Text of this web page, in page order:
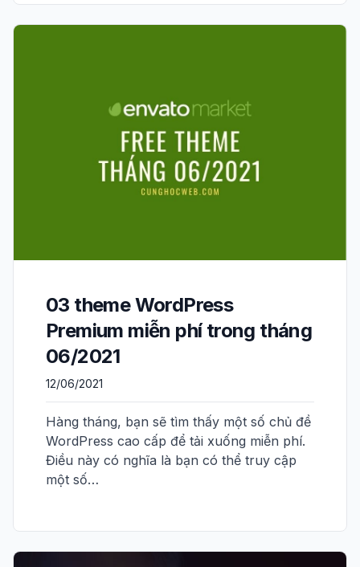
03 theme WordPress
Premium miễn phí trong tháng
06/2021
12/06/2021
Hàng tháng, bạn sẽ tìm thấy một số chủ đề
WordPress cao cấp để tải xuống miễn phí.
Điều này có nghĩa là bạn có thể truy cập
một số…